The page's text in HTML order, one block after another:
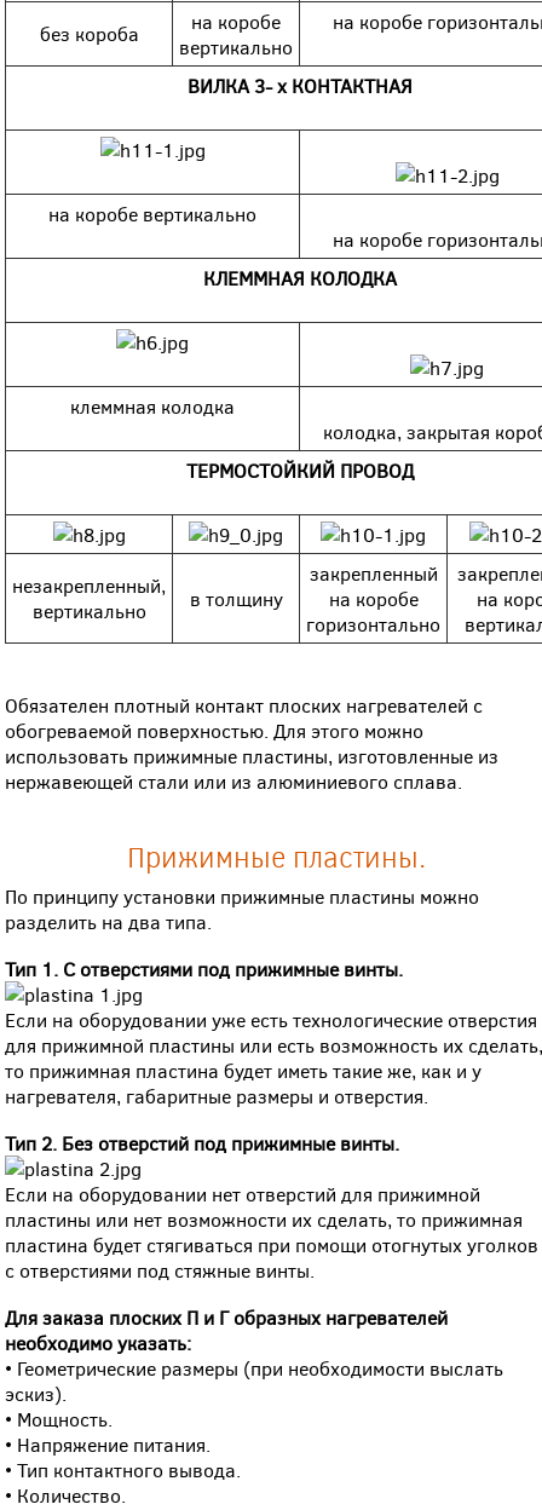
без короба
на коробе
вертикально
на коробе
ВИЛКА 3- х КОНТАКТНАЯ
на коробе вертикально
на коробе
КЛЕММНАЯ КОЛОДКА
клеммная колодка
колодка, закрытая
ТЕРМОСТОЙКИЙ ПРОВОД
незакрепленный,
вертикально
в толщину
закрепленный
на коробе
горизонтально
на
Обязателен плотный контакт плоских нагревателей с
обогреваемой поверхностью. Для этого можно
использовать прижимные пластины, изготовленные из
нержавеющей стали или из алюминиевого сплава.
Прижимные пластины.
По принципу установки прижимные пластины можно
разделить на два типа.
Тип 1. С отверстиями под прижимные винты.
Если на оборудовании уже есть технологические отверстия
для прижимной пластины или есть возможность их
то прижимная пластина будет иметь такие же, как и у
нагревателя, габаритные размеры и отверстия.
Тип 2. Без отверстий под прижимные винты.
Если на оборудовании нет отверстий для прижимной
пластины или нет возможности их сделать, то прижимная
пластина будет стягиваться при помощи отогнутых уголков
с отверстиями под стяжные винты.
Для заказа плоских П и Г образных нагревателей
необходимо указать:
• Геометрические размеры (при необходимости выслать
эскиз).
• Мощность.
• Напряжение питания.
• Тип контактного вывода.
• Количество.